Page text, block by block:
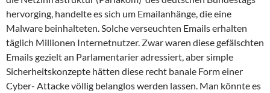
hervorging, handelte es sich um Emailanhänge, die eine
Malware beinhalteten. Solche verseuchten Emails erhalten
täglich Millionen Internetnutzer. Zwar waren diese gefälschten
Emails gezielt an Parlamentarier adressiert, aber simple
Sicherheitskonzepte hätten diese recht banale Form einer
Cyber- Attacke völlig belanglos werden lassen. Man könnte es